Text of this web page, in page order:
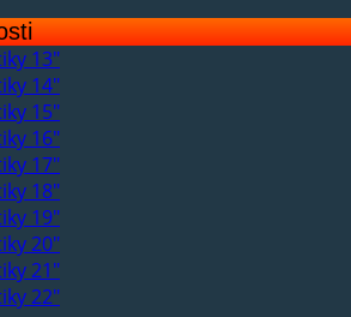
13"
14"
15"
16"
17"
18"
19"
20"
21"
22"